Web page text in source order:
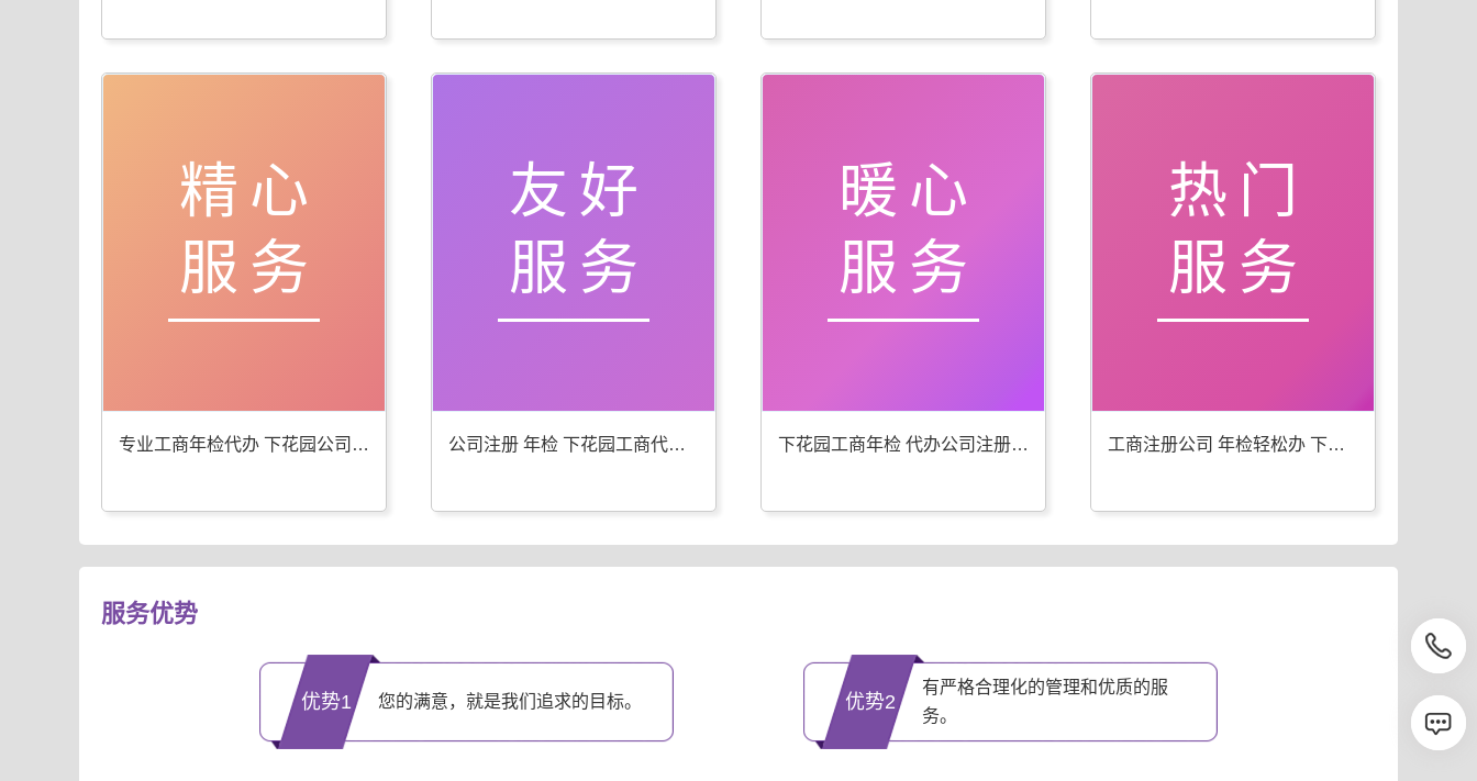
精心
服务
专业工商年检代办 下花园公司注册服务优
友好
服务
公司注册 年检 下花园工商代办更专业
暖心
服务
下花园工商年检 代办公司注册一步到位
热门
服务
工商注册公司 年检轻松办 下花园优选
服务优势
优势1 您的满意，就是我们追求的目标。 优势2
有严格合理化的管理和优质的服
务。